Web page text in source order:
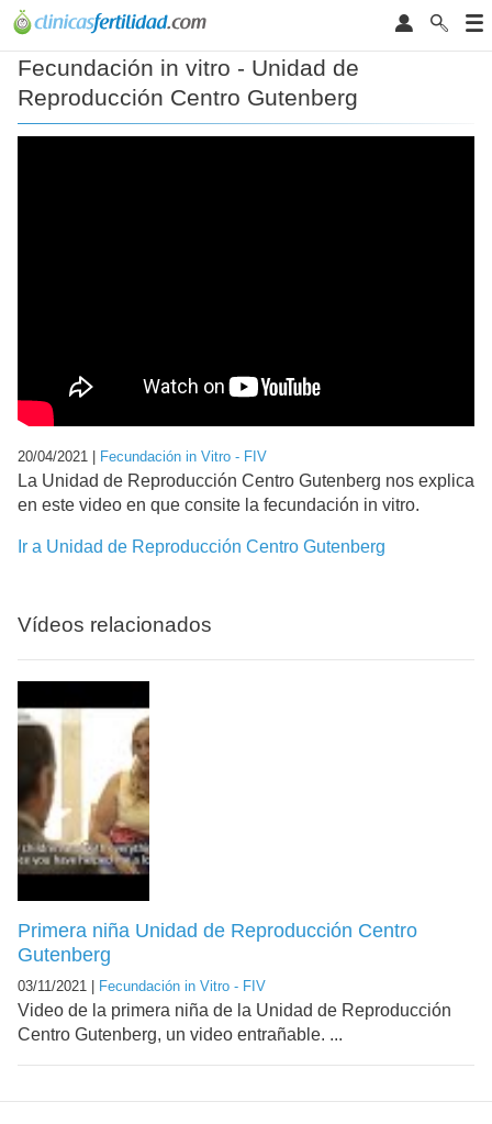
Fecundación in vitro - Unidad de
Reproducción Centro Gutenberg
20/04/2021 | Fecundación in Vitro - FIV
La Unidad de Reproducción Centro Gutenberg nos explica
en este video en que consite la fecundación in vitro.
Ir a Unidad de Reproducción Centro Gutenberg
Vídeos relacionados
Primera niña Unidad de Reproducción Centro
Gutenberg
03/11/2021 | Fecundación in Vitro - FIV
Video de la primera niña de la Unidad de Reproducción
Centro Gutenberg, un video entrañable. ...